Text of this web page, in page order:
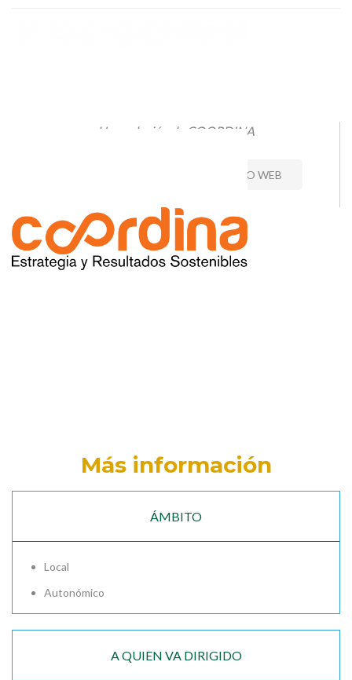
Una solución de COORDINA
VISITAR SITIO WEB
Más información
ÁMBITO
Local
Autonómico
A QUIEN VA DIRIGIDO